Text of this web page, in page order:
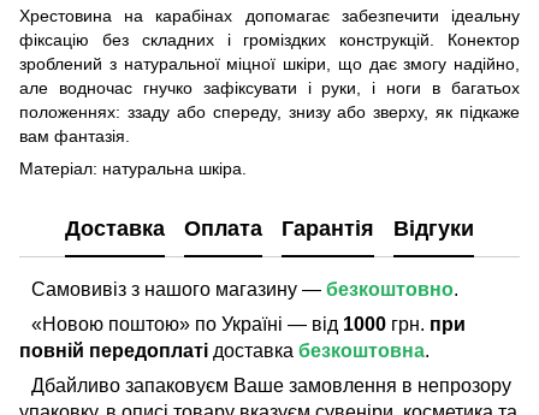
Хрестовина на карабінах допомагає забезпечити ідеальну
фіксацію без складних і громіздких конструкцій. Конектор
зроблений з натуральної міцної шкіри, що дає змогу надійно,
але водночас гнучко зафіксувати і руки, і ноги в багатьох
положеннях: ззаду або спереду, знизу або зверху, як підкаже
вам фантазія.
Матеріал: натуральна шкіра.
Доставка Оплата Гарантія Відгуки
Самовивіз з нашого магазину — безкоштовно.
«Новою поштою» по Україні — від 1000 грн. при
повній передоплаті доставка безкоштовна.
Дбайливо запаковуєм Ваше замовлення в непрозору